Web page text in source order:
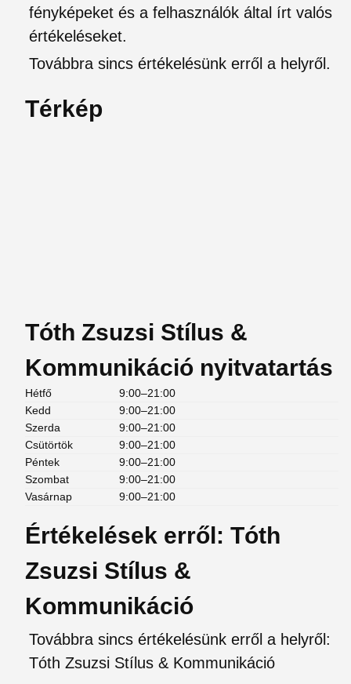
fényképeket és a felhasználók által írt valós
értékeléseket.
Továbbra sincs értékelésünk erről a helyről.
Térkép
Tóth Zsuzsi Stílus &
Kommunikáció nyitvatartás
Hétfő
9:00–21:00
Kedd
9:00–21:00
Szerda
9:00–21:00
Csütörtök
9:00–21:00
Péntek
9:00–21:00
Szombat
9:00–21:00
Vasárnap
9:00–21:00
Értékelések erről: Tóth
Zsuzsi Stílus &
Kommunikáció
Továbbra sincs értékelésünk erről a helyről:
Tóth Zsuzsi Stílus & Kommunikáció